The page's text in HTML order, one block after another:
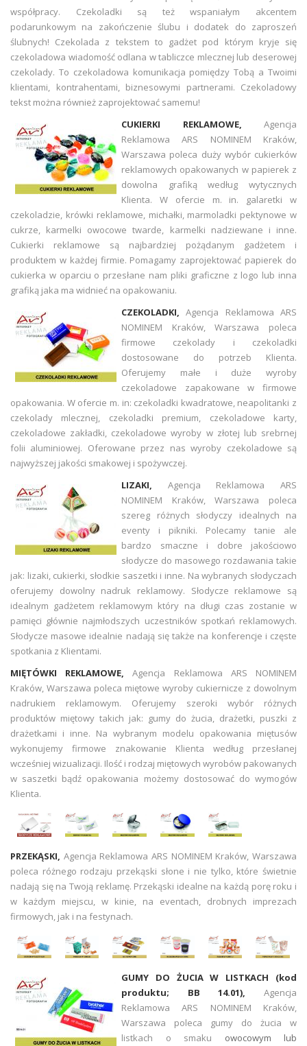
współpracy. Czekoladki są też wspaniałym akcentem
podarunkowym na zakończenie ślubu i dodatek do zaproszeń
ślubnych! Czekolada z tekstem to gadżet pod którym kryje się
czekoladowa wiadomość odlana w tabliczce mlecznej lub deserowej
czekolady. To czekoladowa komunikacja pomiędzy Tobą a Twoimi
klientami, kontrahentami, biznesowymi partnerami. Czekoladowy
tekst można również zaprojektować samemu!
CUKIERKI REKLAMOWE, Agencja
Reklamowa ARS NOMINEM Kraków,
Warszawa poleca duży wybór cukierków
reklamowych opakowanych w papierek z
dowolna grafiką według wytycznych
Klienta. W ofercie m. in. galaretki w
czekoladzie, krówki reklamowe, michałki, marmoladki pektynowe w
cukrze, karmelki owocowe twarde, karmelki nadziewane i inne.
Cukierki reklamowe są najbardziej pożądanym gadżetem i
produktem w każdej firmie. Pomagamy zaprojektować papierek do
cukierka w oparciu o przesłane nam pliki graficzne z logo lub inna
grafiką jaka ma widnieć na opakowaniu.
CZEKOLADKI, Agencja Reklamowa ARS
NOMINEM Kraków, Warszawa poleca
firmowe czekolady i czekoladki
dostosowane do potrzeb Klienta.
Oferujemy małe i duże wyroby
czekoladowe zapakowane w firmowe
opakowania. W ofercie m. in: czekoladki kwadratowe, neapolitanki z
czekolady mlecznej, czekoladki premium, czekoladowe karty,
czekoladowe zakładki, czekoladowe wyroby w złotej lub srebrnej
folii aluminiowej. Oferowane przez nas wyroby czekoladowe są
najwyższej jakości smakowej i spożywczej.
LIZAKI, Agencja Reklamowa ARS
NOMINEM Kraków, Warszawa poleca
szereg różnych słodyczy idealnych na
eventy i pikniki. Polecamy tanie ale
bardzo smaczne i dobre jakościowo
słodycze do masowego rozdawania takie
jak: lizaki, cukierki, słodkie saszetki i inne. Na wybranych słodyczach
oferujemy dowolny nadruk reklamowy. Słodycze reklamowe są
idealnym gadżetem reklamowym który na długi czas zostanie w
pamięci głównie najmłodszych uczestników spotkań reklamowych.
Słodycze masowe idealnie nadają się także na konferencje i częste
spotkania z Klientami.
MIĘTÓWKI REKLAMOWE, Agencja Reklamowa ARS NOMINEM
Kraków, Warszawa poleca miętowe wyroby cukiernicze z dowolnym
nadrukiem reklamowym. Oferujemy szeroki wybór różnych
produktów miętowy takich jak: gumy do żucia, drażetki, puszki z
drażetkami i inne. Na wybranym modelu opakowania miętusów
wykonujemy firmowe znakowanie Klienta według przesłanej
wcześniej wizualizacji. Ilość i rodzaj miętowych wyrobów pakowanych
w saszetki bądź opakowania możemy dostosować do wymogów
Klienta.
PRZEKĄSKI, Agencja Reklamowa ARS NOMINEM Kraków, Warszawa
poleca różnego rodzaju przekąski słone i nie tylko, które świetnie
nadają się na Twoją reklamę. Przekąski idealne na każdą porę roku i
w każdym miejscu, w kinie, na eventach, drobnych imprezach
firmowych, jak i na festynach.
GUMY DO ŻUCIA W LISTKACH (kod
produktu; BB 14.01), Agencja
Reklamowa ARS NOMINEM Kraków,
Warszawa poleca gumy do żucia w
listkach o smaku owocowym lub